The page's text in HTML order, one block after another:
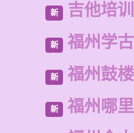
新 吉他培
新 福州学
新 福州鼓
新 福州哪